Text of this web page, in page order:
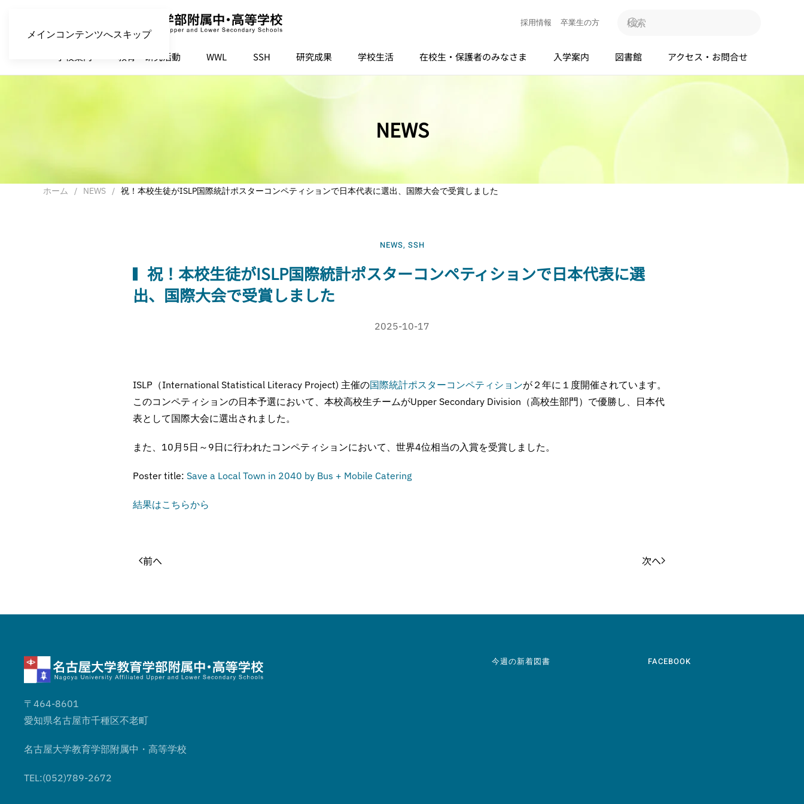
メインコンテンツへスキップ
採用情報 卒業生の方
学校案内 教育・研究活動 WWL SSH 研究成果 学校生活 在校生・保護者のみなさま 入学案内 図書館 アクセス・お問合せ
NEWS
ホーム NEWS 祝！本校生徒がISLP国際統計ポスターコンペティションで日本代表に選出、国際大会で受賞しました
NEWS, SSH
祝！本校生徒がISLP国際統計ポスターコンペティションで日本代表に選
出、国際大会で受賞しました
2025-10-17
ISLP（International Statistical Literacy Project) 主催の国際統計ポスターコンペティションが２年に１度開催されています。
このコンペティションの日本予選において、本校高校生チームがUpper Secondary Division（高校生部門）で優勝し、日本代
表として国際大会に選出されました。
また、10月5日～9日に行われたコンペティションにおいて、世界4位相当の入賞を受賞しました。
Poster title: Save a Local Town in 2040 by Bus + Mobile Catering
結果はこちらから
前へ 次へ
〒464-8601
愛知県名古屋市千種区不老町
名古屋大学教育学部附属中・高等学校
TEL:(052)789-2672
今週の新着図書 FACEBOOK